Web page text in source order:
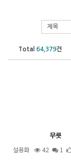
제목
Total 64,379건
무릇
설용화 42 1